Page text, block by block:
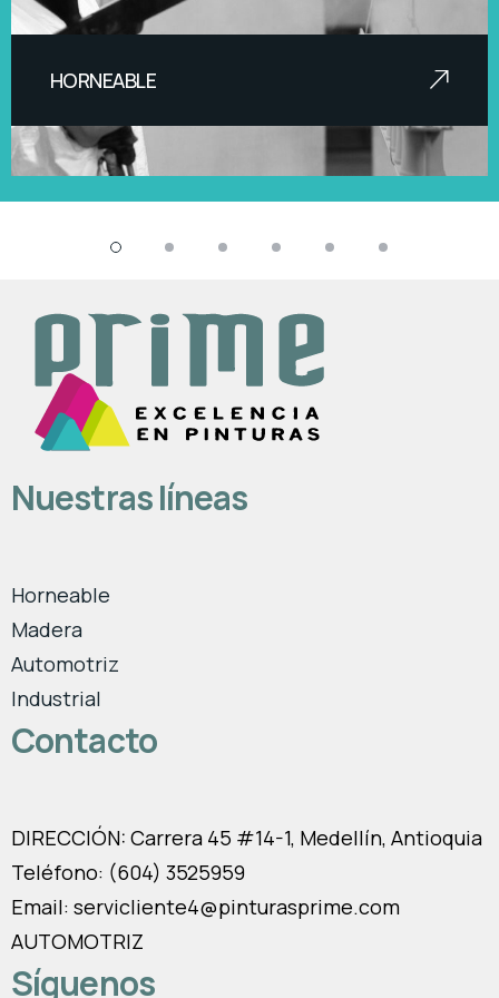
HORNEABLE
de la corrosión, libres de metale
Nuestras líneas
Horneable
Madera
Automotriz
Industrial
Contacto
DIRECCIÓN: Carrera 45 #14-1, Medellín, Antioquia
Teléfono: (604) 3525959
Email: servicliente4@pinturasprime.com
AUTOMOTRIZ
Síguenos